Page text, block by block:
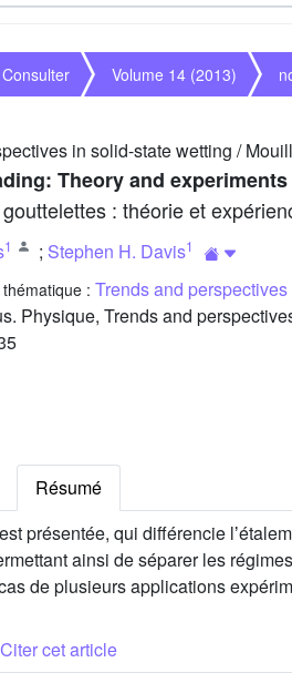
Consulter Volume 14 (2013)
in solid-state wetting /
Theory and experiments
: théorie et
1 ; Stephen H. Davis1
: Trends and
Physique, Trends and
Résumé
présentée, qui différencie
ainsi de séparer les
de plusieurs applications
Citer cet article